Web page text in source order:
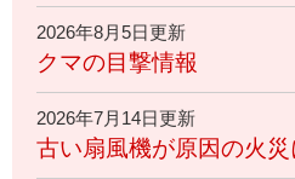
2026年8月5日更新
クマの目撃情報
2026年7月14日更新
古い扇風機が原因の火